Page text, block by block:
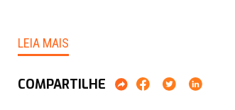
LEIA MAIS
COMPARTILHE